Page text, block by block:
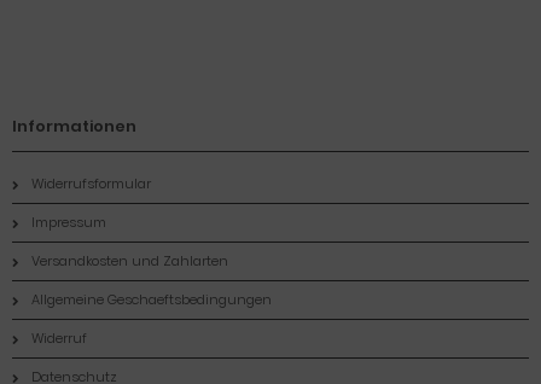
Informationen
Widerrufsformular
Impressum
Versandkosten und Zahlarten
Allgemeine Geschaeftsbedingungen
Widerruf
Datenschutz